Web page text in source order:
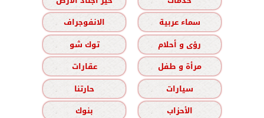
سماء عربية
الانفوجراف
رؤى و أحلام
توك شو
مرأة و طفل
عقارات
سيارات
حارتنا
الأحزاب
بنوك